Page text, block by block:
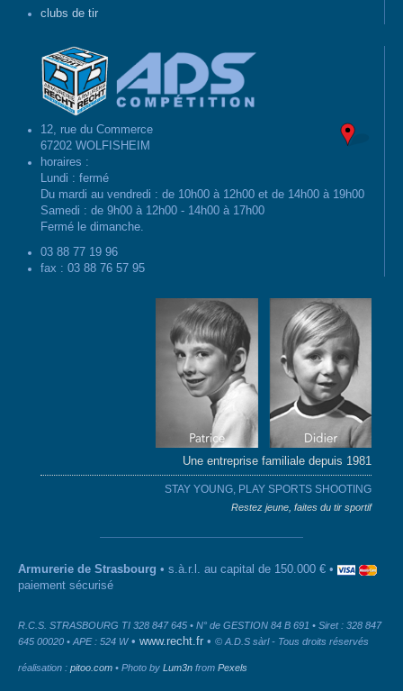
clubs de tir
12, rue du Commerce
67202 WOLFISHEIM
horaires :
Lundi : fermé
Du mardi au vendredi : de 10h00 à 12h00 et de 14h00 à 19h00
Samedi : de 9h00 à 12h00 - 14h00 à 17h00
Fermé le dimanche.
03 88 77 19 96
fax : 03 88 76 57 95
Une entreprise familiale depuis 1981
STAY YOUNG, PLAY SPORTS SHOOTING
Restez jeune, faites du tir sportif
Armurerie de Strasbourg • s.à.r.l. au capital de 150.000 € •
paiement sécurisé
R.C.S. STRASBOURG TI 328 847 645 • N° de GESTION 84 B 691 • Siret : 328 847
645 00020 • APE : 524 W• www.recht.fr • © A.D.S sàrl - Tous droits réservés
réalisation : pitoo.com • Photo by Lum3n from Pexels